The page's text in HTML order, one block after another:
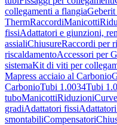
collegamenti a flangia
ThermRaccordiManicotti
fissiAdattatori e giunzioni,
assialiChiusureRaccordi per
riscaldamentoAccessori per
sistemaKit di viti per
Mapress acciaio al Carbonio
CarbonioTubi 1.0034Tubi
tuboManicottiRiduzioniCurve
gradiAdattatori fissi
smontabiliCompensatori